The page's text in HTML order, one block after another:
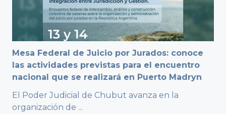
Mesa Federal de Juicio por Jurados: conoce
las actividades previstas para el encuentro
nacional que se realizará en Puerto Madryn
El Poder Judicial de Chubut avanza en la
organización de ...